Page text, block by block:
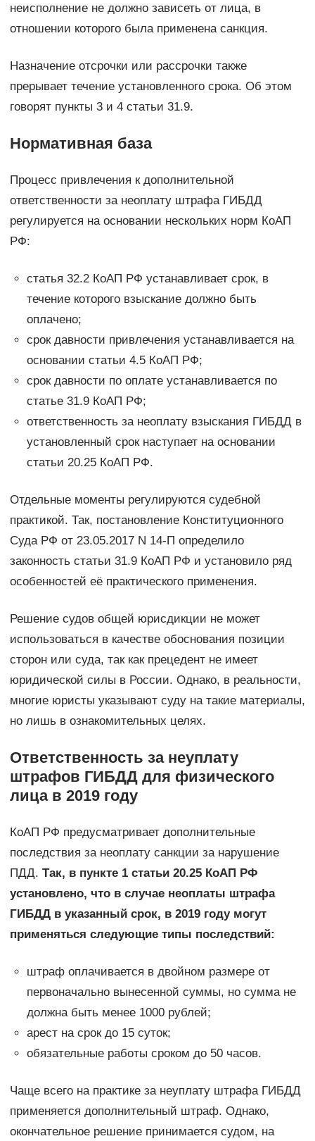
неисполнение не должно зависеть от лица, в
отношении которого была применена санкция.
Назначение отсрочки или рассрочки также
прерывает течение установленного срока. Об этом
говорят пункты 3 и 4 статьи 31.9.
Нормативная база
Процесс привлечения к дополнительной
ответственности за неоплату штрафа ГИБДД
регулируется на основании нескольких норм КоАП
РФ:
статья 32.2 КоАП РФ устанавливает срок, в
течение которого взыскание должно быть
оплачено;
срок давности привлечения устанавливается на
основании статьи 4.5 КоАП РФ;
срок давности по оплате устанавливается по
статье 31.9 КоАП РФ;
ответственность за неоплату взыскания ГИБДД в
установленный срок наступает на основании
статьи 20.25 КоАП РФ.
Отдельные моменты регулируются судебной
практикой. Так, постановление Конституционного
Суда РФ от 23.05.2017 N 14-П определило
законность статьи 31.9 КоАП РФ и установило ряд
особенностей её практического применения.
Решение судов общей юрисдикции не может
использоваться в качестве обоснования позиции
сторон или суда, так как прецедент не имеет
юридической силы в России. Однако, в реальности,
многие юристы указывают суду на такие материалы,
но лишь в ознакомительных целях.
Ответственность за неуплату
штрафов ГИБДД для физического
лица в 2019 году
КоАП РФ предусматривает дополнительные
последствия за неоплату санкции за нарушение
ПДД. Так, в пункте 1 статьи 20.25 КоАП РФ
установлено, что в случае неоплаты штрафа
ГИБДД в указанный срок, в 2019 году могут
применяться следующие типы последствий:
штраф оплачивается в двойном размере от
первоначально вынесенной суммы, но сумма не
должна быть менее 1000 рублей;
арест на срок до 15 суток;
обязательные работы сроком до 50 часов.
Чаще всего на практике за неуплату штрафа ГИБДД
применяется дополнительный штраф. Однако,
окончательное решение принимается судом, на